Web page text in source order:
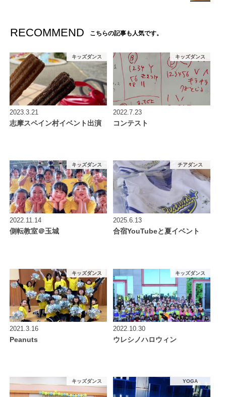
RECOMMEND こちらの記事も人気です。
キッズダンス
2023.3.21
志摩スペイン村イベント出演
キッズダンス
2022.7.23
コンテスト
キッズダンス
2022.11.14
側転教室＠玉城
チアダンス
2025.6.13
合宿YouTubeと夏イベント
キッズダンス
2021.3.16
Peanuts
キッズダンス
2022.10.30
ウレシノハロウィン
キッズダンス YOGA